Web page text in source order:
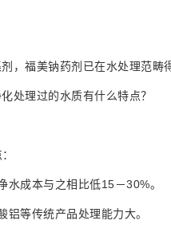
，福美钠药剂已在水处理范畴
处理过的水质有什么特点？
水成本与之相比低15－30%。
等传统产品处理能力大。